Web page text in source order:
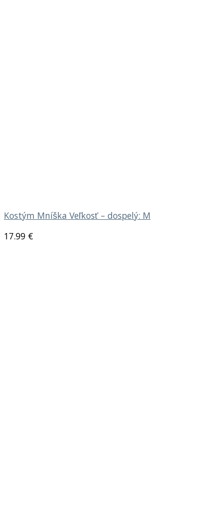
Kostým Mníška Veľkosť – dospelý: M
17.99 €